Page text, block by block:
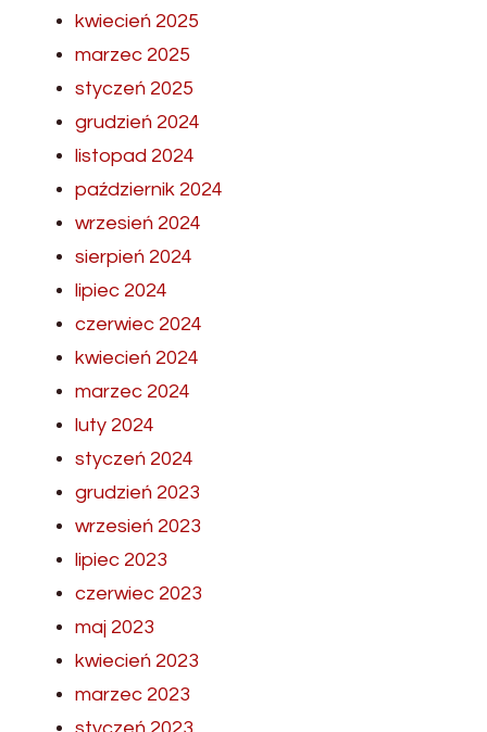
kwiecień 2025
marzec 2025
styczeń 2025
grudzień 2024
listopad 2024
październik 2024
wrzesień 2024
sierpień 2024
lipiec 2024
czerwiec 2024
kwiecień 2024
marzec 2024
luty 2024
styczeń 2024
grudzień 2023
wrzesień 2023
lipiec 2023
czerwiec 2023
maj 2023
kwiecień 2023
marzec 2023